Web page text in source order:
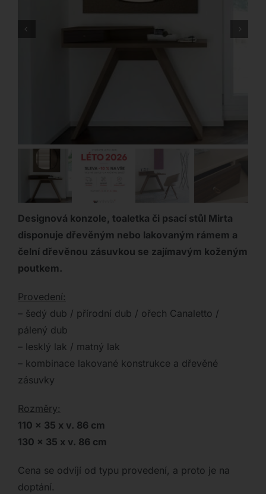
Designová konzole, toaletka či psací stůl Mirta
disponuje dřevěným nebo lakovaným rámem a
čelní dřevěnou zásuvkou se zajímavým koženým
poutkem.
Provedení:
– šedý dub / přírodní dub / ořech Canaletto /
pálený dub
– lesklý lak / matný lak
– kombinace lakované konstrukce a dřevěné
zásuvky
Rozměry:
110 x 35 x v. 86 cm
130 x 35 x v. 86 cm
Cena se odvíjí od typu provedení, a proto je na
doptání.